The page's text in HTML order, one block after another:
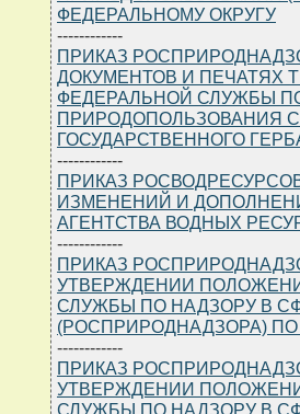
ФЕДЕРАЛЬНОМУ ОКРУГУ
------------
ПРИКАЗ
ДОКУМЕНТОВ И ПЕЧАТЯХ
ФЕДЕРАЛЬНОЙ СЛУЖБЫ
ПРИРОДОПОЛЬЗОВАНИЯ
ГОСУДАРСТВЕННОГО
------------
ПРИКАЗ
ИЗМЕНЕНИЙ И
АГЕНТСТВА ВОДНЫХ
------------
ПРИКАЗ
УТВЕРЖДЕНИИ
СЛУЖБЫ ПО НАДЗОРУ В
(РОСПРИРОДНАДЗОРА)
------------
ПРИКАЗ
УТВЕРЖДЕНИИ
СЛУЖБЫ ПО НАДЗОРУ В